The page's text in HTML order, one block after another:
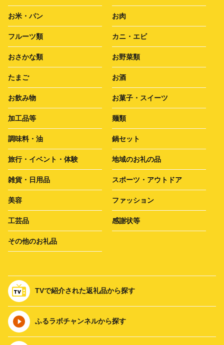
お米・パン お肉
フルーツ類 カニ・エビ
おさかな類 お野菜類
たまご お酒
お飲み物 お菓子・スイーツ
加工品等 麺類
調味料・油 鍋セット
旅行・イベント・体験 地域のお礼の品
雑貨・日用品 スポーツ・アウトドア
美容 ファッション
工芸品 感謝状等
その他のお礼品
TVで紹介された返礼品から探す
ふるラボチャンネルから探す